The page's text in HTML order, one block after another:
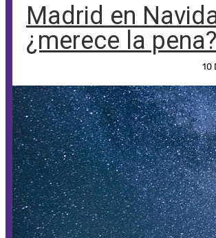
Madrid en
¿merece la pena?
10